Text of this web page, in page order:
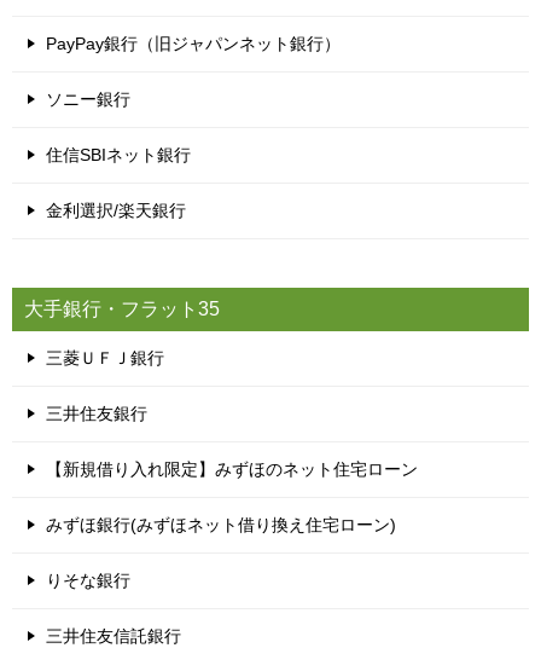
PayPay銀行（旧ジャパンネット銀行）
ソニー銀行
住信SBIネット銀行
金利選択/楽天銀行
大手銀行・フラット35
三菱ＵＦＪ銀行
三井住友銀行
【新規借り入れ限定】みずほのネット住宅ローン
みずほ銀行(みずほネット借り換え住宅ローン)
りそな銀行
三井住友信託銀行